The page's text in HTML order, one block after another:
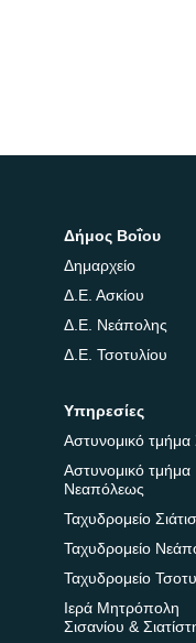
Δήμος Βοΐου
Δημαρχείο
Δ.Ε. Ασκίου
Δ.Ε. Νεάπολης
Δ.Ε. Τσοτυλίου
Υπηρεσίες
Αστυνομικό τμήμα
Αστυνομικό τμήμα
Νεαπόλεως
Ταχυδρομείο
Ταχυδρομείο
Ταχυδρομείο
Ιερά Μητρόπολη
Σισανίου &